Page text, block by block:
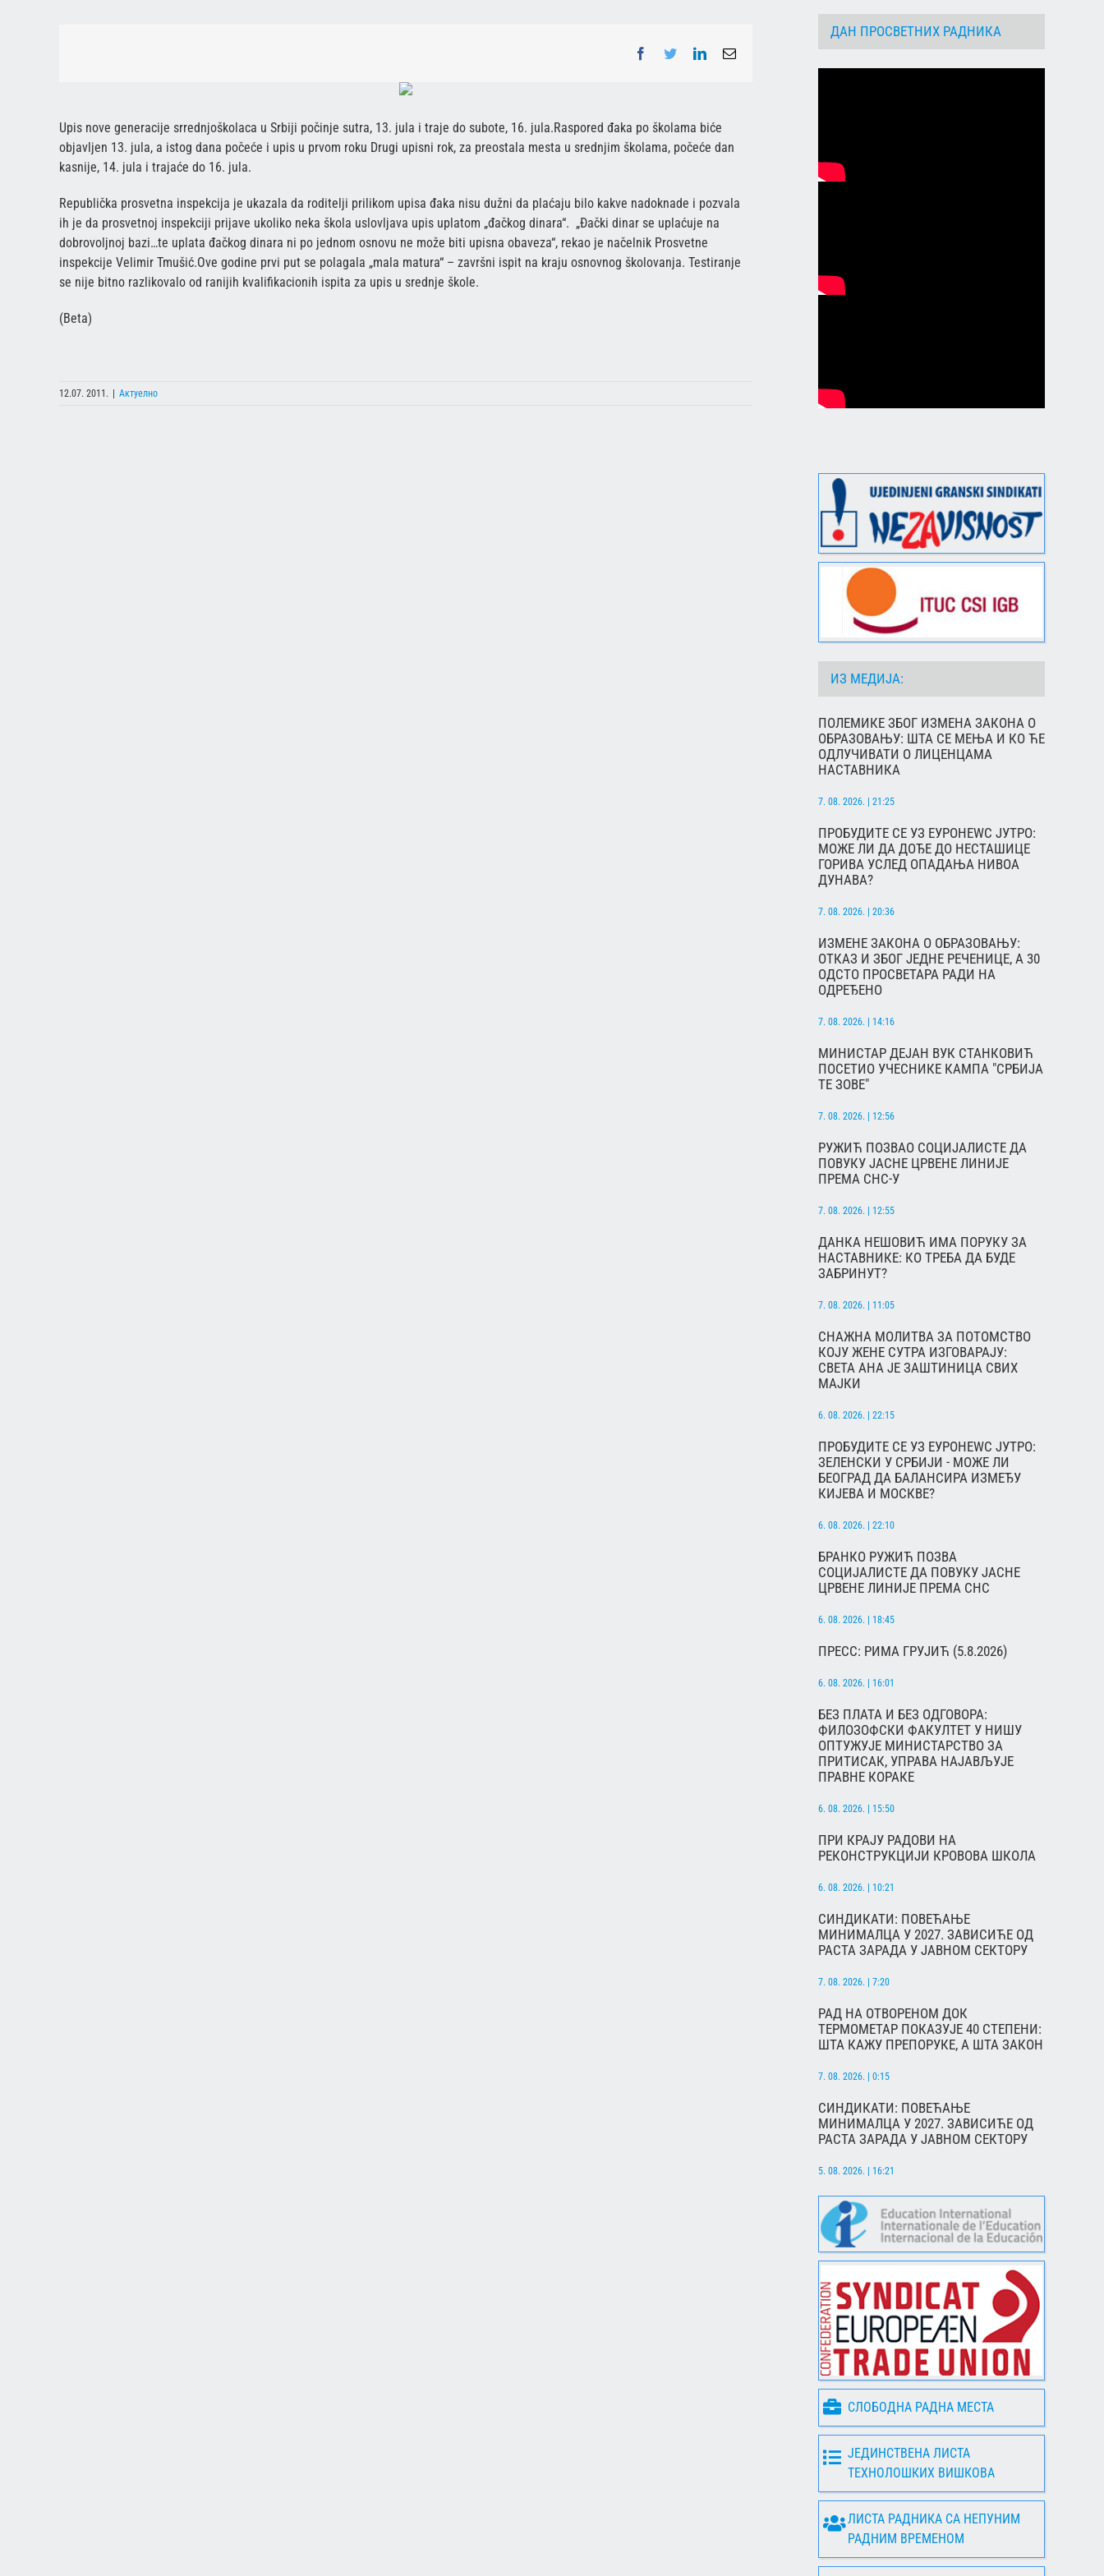
Facebook
TwitterLinkedInEmail
Upis nove generacije srrednjoškolaca u Srbiji počinje sutra, 13. jula i traje do subote, 16. jula.Raspored đaka po školama biće
objavljen 13. jula, a istog dana počeće i upis u prvom roku Drugi upisni rok, za preostala mesta u srednjim školama, počeće dan
kasnije, 14. jula i trajaće do 16. jula.
Republička prosvetna inspekcija je ukazala da roditelji prilikom upisa đaka nisu dužni da plaćaju bilo kakve nadoknade i pozvala
ih je da prosvetnoj inspekciji prijave ukoliko neka škola uslovljava upis uplatom „đačkog dinara“. „Đački dinar se uplaćuje na
dobrovoljnoj bazi…te uplata đačkog dinara ni po jednom osnovu ne može biti upisna obaveza“, rekao je načelnik Prosvetne
inspekcije Velimir Tmušić.Ove godine prvi put se polagala „mala matura“ – završni ispit na kraju osnovnog školovanja. Testiranje
se nije bitno razlikovalo od ranijih kvalifikacionih ispita za upis u srednje škole.
(Beta)
12.07. 2011. Актуелно
ДАН ПРОСВЕТНИХ РАДНИКА
ИЗ МЕДИЈА:
ПОЛЕМИКЕ ЗБОГ ИЗМЕНА ЗАКОНА О
ОБРАЗОВАЊУ: ШТА СЕ МЕЊА И КО ЋЕ
ОДЛУЧИВАТИ О ЛИЦЕНЦАМА
НАСТАВНИКА
7. 08. 2026. | 21:25
ПРОБУДИТЕ СЕ УЗ ЕУРОНЕWС ЈУТРО:
МОЖЕ ЛИ ДА ДОЂЕ ДО НЕСТАШИЦЕ
ГОРИВА УСЛЕД ОПАДАЊА НИВОА
ДУНАВА?
7. 08. 2026. | 20:36
ИЗМЕНЕ ЗАКОНА О ОБРАЗОВАЊУ:
ОТКАЗ И ЗБОГ ЈЕДНЕ РЕЧЕНИЦЕ, А 30
ОДСТО ПРОСВЕТАРА РАДИ НА
ОДРЕЂЕНО
7. 08. 2026. | 14:16
МИНИСТАР ДЕЈАН ВУК СТАНКОВИЋ
ПОСЕТИО УЧЕСНИКЕ КАМПА "СРБИЈА
ТЕ ЗОВЕ"
7. 08. 2026. | 12:56
РУЖИЋ ПОЗВАО СОЦИЈАЛИСТЕ ДА
ПОВУКУ ЈАСНЕ ЦРВЕНЕ ЛИНИЈЕ
ПРЕМА СНС-У
7. 08. 2026. | 12:55
ДАНКА НЕШОВИЋ ИМА ПОРУКУ ЗА
НАСТАВНИКЕ: КО ТРЕБА ДА БУДЕ
ЗАБРИНУТ?
7. 08. 2026. | 11:05
СНАЖНА МОЛИТВА ЗА ПОТОМСТВО
КОЈУ ЖЕНЕ СУТРА ИЗГОВАРАЈУ:
СВЕТА АНА ЈЕ ЗАШТИНИЦА СВИХ
МАЈКИ
6. 08. 2026. | 22:15
ПРОБУДИТЕ СЕ УЗ ЕУРОНЕWС ЈУТРО:
ЗЕЛЕНСКИ У СРБИЈИ - МОЖЕ ЛИ
БЕОГРАД ДА БАЛАНСИРА ИЗМЕЂУ
КИЈЕВА И МОСКВЕ?
6. 08. 2026. | 22:10
БРАНКО РУЖИЋ ПОЗВА
СОЦИЈАЛИСТЕ ДА ПОВУКУ ЈАСНЕ
ЦРВЕНЕ ЛИНИЈЕ ПРЕМА СНС
6. 08. 2026. | 18:45
ПРЕСС: РИМА ГРУЈИЋ (5.8.2026)
6. 08. 2026. | 16:01
БЕЗ ПЛАТА И БЕЗ ОДГОВОРА:
ФИЛОЗОФСКИ ФАКУЛТЕТ У НИШУ
ОПТУЖУЈЕ МИНИСТАРСТВО ЗА
ПРИТИСАК, УПРАВА НАЈАВЉУЈЕ
ПРАВНЕ КОРАКЕ
6. 08. 2026. | 15:50
ПРИ КРАЈУ РАДОВИ НА
РЕКОНСТРУКЦИЈИ КРОВОВА ШКОЛА
6. 08. 2026. | 10:21
СИНДИКАТИ: ПОВЕЋАЊЕ
МИНИМАЛЦА У 2027. ЗАВИСИЋЕ ОД
РАСТА ЗАРАДА У ЈАВНОМ СЕКТОРУ
7. 08. 2026. | 7:20
РАД НА ОТВОРЕНОМ ДОК
ТЕРМОМЕТАР ПОКАЗУЈЕ 40 СТЕПЕНИ:
ШТА КАЖУ ПРЕПОРУКЕ, А ШТА ЗАКОН
7. 08. 2026. | 0:15
СИНДИКАТИ: ПОВЕЋАЊЕ
МИНИМАЛЦА У 2027. ЗАВИСИЋЕ ОД
РАСТА ЗАРАДА У ЈАВНОМ СЕКТОРУ
5. 08. 2026. | 16:21
СЛОБОДНА РАДНА МЕСТА
ЈЕДИНСТВЕНА ЛИСТА
ТЕХНОЛОШКИХ ВИШКОВА
ЛИСТА РАДНИКА СА НЕПУНИМ
РАДНИМ ВРЕМЕНОМ